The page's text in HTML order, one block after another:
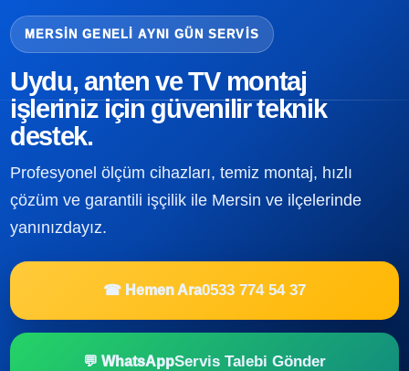
MERSIN GENELI AYNI GÜN SERVIS
Uydu, anten ve TV montaj
işleriniz için güvenilir teknik
destek.
Profesyonel ölçüm cihazları, temiz montaj, hızlı
çözüm ve garantili işçilik ile Mersin ve ilçelerinde
yanınızdayız.
☎ Hemen Ara0533 774 54 37
💬 WhatsAppServis Talebi Gönder